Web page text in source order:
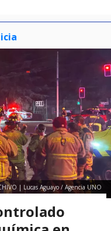
| Lucas Aguayo / Agencia UNO